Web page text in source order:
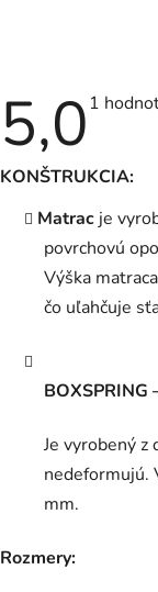
5,0
5,0
z
1
KONŠTRUKCIA:
Matrac je
povrchovú
Výška
čo uľahčuje
BOXSPRING
Je vyrobený
nedeformujú.
mm.
Rozmery: